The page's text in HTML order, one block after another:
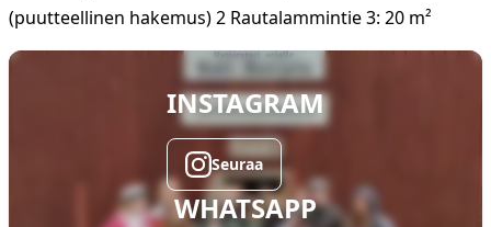
(puutteellinen hakemus) 2 Rautalammintie 3: 20 m²
INSTAGRAM
Seuraa
WHATSAPP